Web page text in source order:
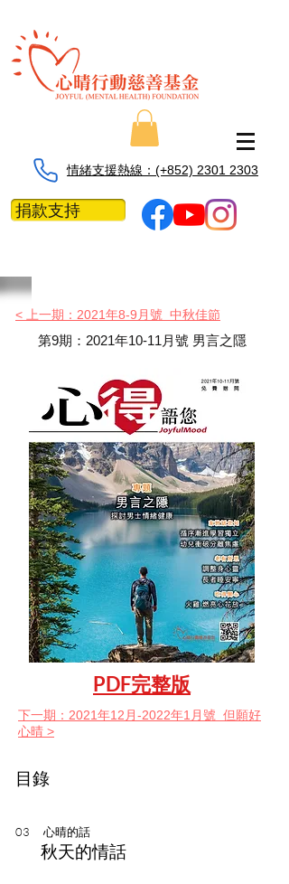
情緒支援熱線：​​(+852) 2301 2303
捐款支持
< 上一期：2021年8-9月號 中秋佳節
​第9期：2021年10-11月號 男言之隱
PDF完整版
下一期：2021年12月-2022年1月號 但願好
心晴 >
目錄
03 心晴的話
秋天的情話